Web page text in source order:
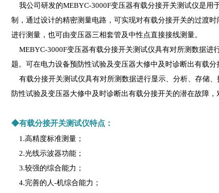
我公司研发的MEBYC-3000F变压器有载分接开关测试仪是用
制，通过设计的精密测量电路，可实现对有载分接开关的过渡
进行测量，也可由变压器三相套管及中性点直接接线测量。
MEBYC-3000F变压器有载分接开关测试仪具有对所测数据进
题。可在电力设备预防性试验及变压器大修中及时诊断出有载
有载分接开关测试仪具有对所测数据进行显示、分析、存储
防性试验及变压器大修中及时诊断出有载分接开关的潜在故障
◆有载分接开关测试仪特点：
1.高精度标准测量；
2.光线示波器功能；
3.较强的综合能力；
4.完善的人-机综合能力；